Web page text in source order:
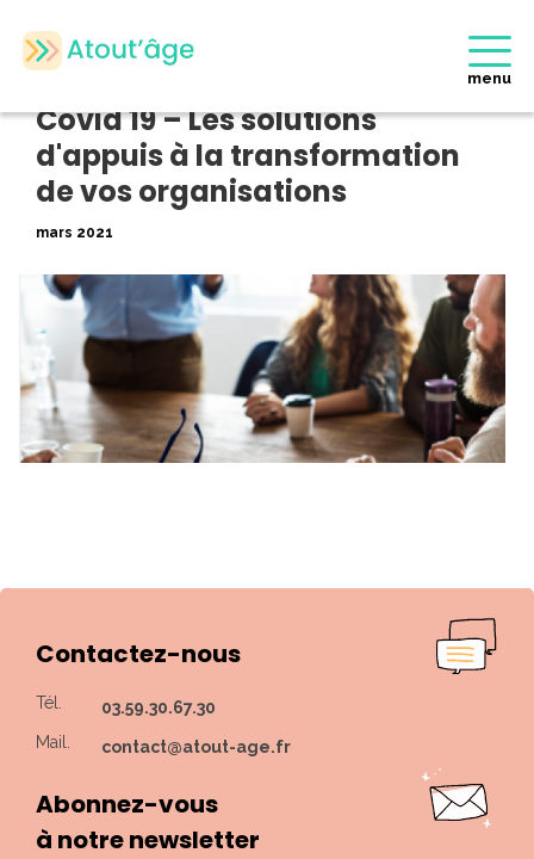
menu
d’appuis à la transformation de vos organisations
Covid 19 – Les solutions
d'appuis à la transformation
de vos organisations
mars 2021
Contactez-nous
Tél.
03.59.30.67.30
Mail.
contact@atout-age.fr
Abonnez-vous
à notre newsletter